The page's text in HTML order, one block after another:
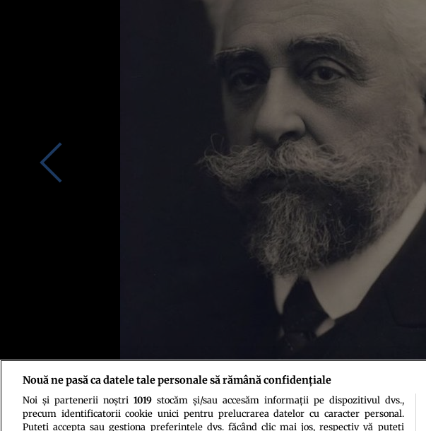
Ion I.C. Brătianu. Credit foto: MNIR / Muzeul Virtual
Nouă ne pasă ca datele tale personale să rămână confidențiale
Noi și partenerii noștri 1019stocăm și/sau accesăm informații pe dispozitivul dvs.,
precum identificatorii cookie unici pentru prelucrarea datelor cu caracter personal.
Puteți accepta sau gestiona preferințele dvs. făcând clic mai jos, respectiv vă puteți